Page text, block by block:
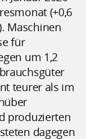
(+0,6
Maschinen
für
um 1,2
teurer als im
produzierten
dagegen